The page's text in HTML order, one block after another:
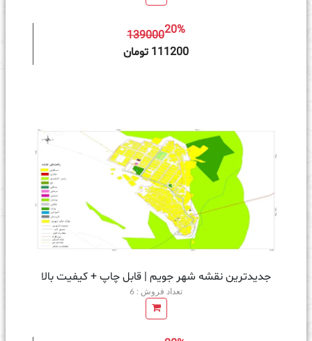
13900020%
111200 تومان
جدیدترین نقشه شهر جویم | قابل چاپ + کیفیت بالا
تعداد فروش : 6